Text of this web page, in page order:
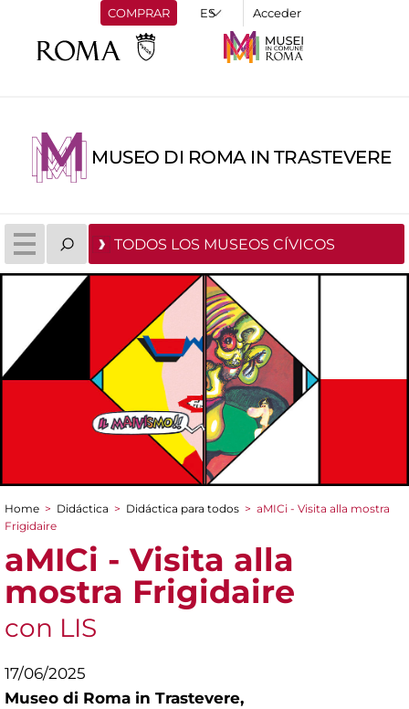
COMPRAR Acceder
MUSEO DI ROMA IN TRASTEVERE
TODOS LOS MUSEOS CÍVICOS
You are here
Home > Didáctica > Didáctica para todos > aMICi - Visita alla mostra
Frigidaire
aMICi - Visita alla
mostra Frigidaire
con LIS
17/06/2025
Museo di Roma in Trastevere,